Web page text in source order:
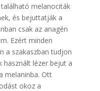
melanociták
és bejuttatják a
csak az anagén
Ezért minden
a szakaszban tudjon
használt lézer bejut a
melaninba. Ott
okoz a